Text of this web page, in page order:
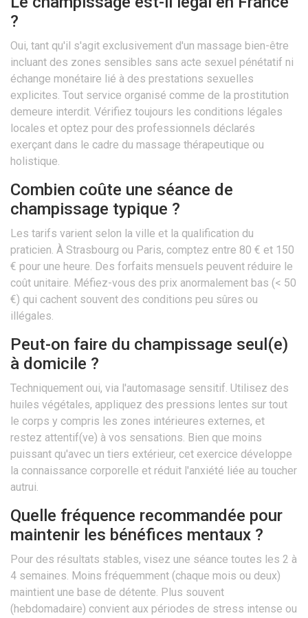
?
Oui, tant qu'il s'agit exclusivement d'un massage bien-être
incluant des zones sensibles sans acte sexuel pénétatif ni
échange monétaire lié à des prestations sexuelles
explicites. Tout service organisé comme de la prostitution
demeure interdit. Vérifiez toujours les conditions légales
locales et optez pour des professionnels déclarés
exerçant dans le cadre du massage thérapeutique ou
holistique.
Combien coûte une séance de
champissage typique ?
Les tarifs varient selon la ville et la qualification du
praticien. À Strasbourg ou Paris, comptez entre 80 € et 150
€ pour une heure. Des forfaits mensuels peuvent réduire le
coût unitaire. Méfiez-vous des prix anormalement bas (< 50
€) qui cachent souvent des conditions peu sûres ou
illégales.
Peut-on faire du champissage seul(e)
à domicile ?
Techniquement oui, via l'automasage sensitif. Utilisez des
huiles végétales, appliquez des pressions lentes sur tout
le corps y compris les zones intérieures externes, et
restez attentif(ve) à vos sensations. Bien que moins
puissant qu'avec un tiers extérieur, cet exercice développe
la connaissance corporelle et réduit l'anxiété liée au toucher
autrui.
Quelle fréquence recommandée pour
maintenir les bénéfices mentaux ?
Pour des résultats stables, visez une séance toutes les 2 à
4 semaines. Moins fréquemment (chaque mois ou deux)
maintient une base de détente. Plus souvent
(hebdomadaire) convient aux périodes de stress intense ou